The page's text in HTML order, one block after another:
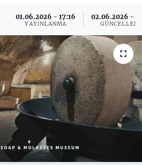
01.06.2026 - 17:16
YAYINLANMA
02.06.2026 -